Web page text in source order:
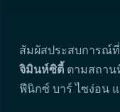
สัมผัสประสบการณ์
จิมินห์ซิตี้ ตามสถาน
ฟีนิกซ์ บาร์ ไซง่อน แ